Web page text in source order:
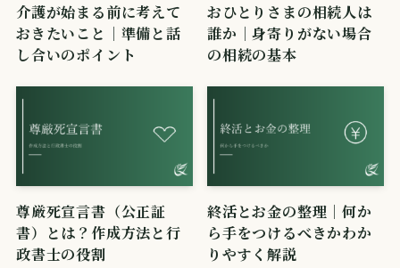
介護が始まる前に考えて
おきたいこと｜準備と話
し合いのポイント
おひとりさまの相続人は
誰か｜身寄りがない場合
の相続の基本
尊厳死宣言書（公正証
書）とは？作成方法と行
政書士の役割
終活とお金の整理｜何か
ら手をつけるべきかわか
りやすく解説